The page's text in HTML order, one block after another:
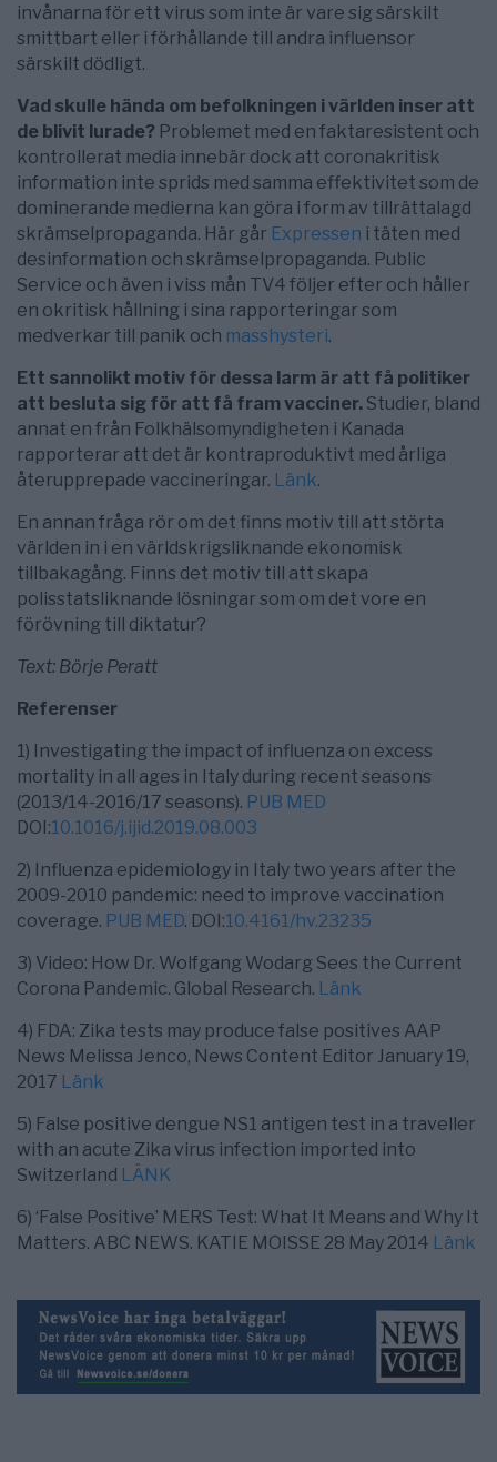
invånarna för ett virus som inte är vare sig särskilt
smittbart eller i förhållande till andra influensor
särskilt dödligt.
Vad skulle hända om befolkningen i världen inser att
de blivit lurade? Problemet med en faktaresistent och
kontrollerat media innebär dock att coronakritisk
information inte sprids med samma effektivitet som de
dominerande medierna kan göra i form av tillrättalagd
skrämselpropaganda. Här går Expressen i täten med
desinformation och skrämselpropaganda. Public
Service och även i viss mån TV4 följer efter och håller
en okritisk hållning i sina rapporteringar som
medverkar till panik och masshysteri.
Ett sannolikt motiv för dessa larm är att få politiker
att besluta sig för att få fram vacciner. Studier, bland
annat en från Folkhälsomyndigheten i Kanada
rapporterar att det är kontraproduktivt med årliga
återupprepade vaccineringar. Länk.
En annan fråga rör om det finns motiv till att störta
världen in i en världskrigsliknande ekonomisk
tillbakagång. Finns det motiv till att skapa
polisstatsliknande lösningar som om det vore en
förövning till diktatur?
Text: Börje Peratt
Referenser
1) Investigating the impact of influenza on excess
mortality in all ages in Italy during recent seasons
(2013/14-2016/17 seasons). PUB MED
DOI:10.1016/j.ijid.2019.08.003
2) Influenza epidemiology in Italy two years after the
2009-2010 pandemic: need to improve vaccination
coverage. PUB MED. DOI:10.4161/hv.23235
3) Video: How Dr. Wolfgang Wodarg Sees the Current
Corona Pandemic. Global Research. Länk
4) FDA: Zika tests may produce false positives AAP
News Melissa Jenco, News Content Editor January 19,
2017 Länk
5) False positive dengue NS1 antigen test in a traveller
with an acute Zika virus infection imported into
Switzerland LÄNK
6) ‘False Positive’ MERS Test: What It Means and Why It
Matters. ABC NEWS. KATIE MOISSE 28 May 2014 Länk